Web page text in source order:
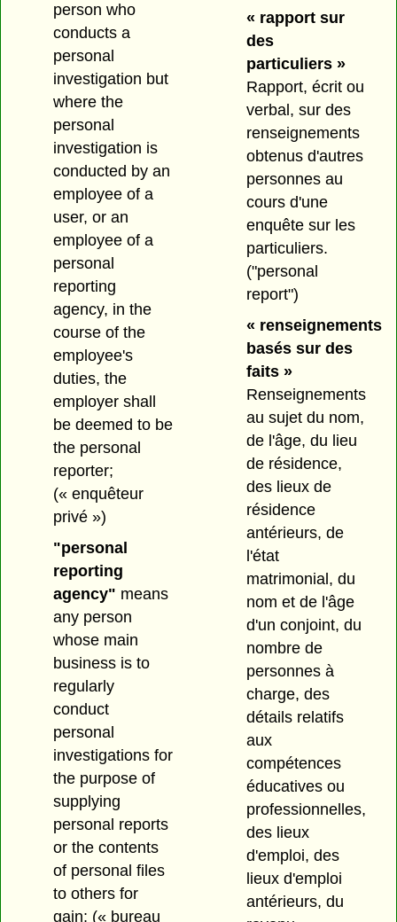
person who
conducts a
personal
investigation but
where the
personal
investigation is
conducted by an
employee of a
user, or an
employee of a
personal
reporting
agency, in the
course of the
employee's
duties, the
employer shall
be deemed to be
the personal
reporter;
(« enquêteur
privé »)
"personal
reporting
agency" means
any person
whose main
business is to
regularly
conduct
personal
investigations for
the purpose of
supplying
personal reports
or the contents
of personal files
to others for
gain; (« bureau
« rapport sur
des
particuliers »
Rapport, écrit ou
verbal, sur des
renseignements
obtenus d'autres
personnes au
cours d'une
enquête sur les
particuliers.
("personal
report")
« renseignements
basés sur des
faits »
Renseignements
au sujet du nom,
de l'âge, du lieu
de résidence,
des lieux de
résidence
antérieurs, de
l'état
matrimonial, du
nom et de l'âge
d'un conjoint, du
nombre de
personnes à
charge, des
détails relatifs
aux
compétences
éducatives ou
professionnelles,
des lieux
d'emploi, des
lieux d'emploi
antérieurs, du